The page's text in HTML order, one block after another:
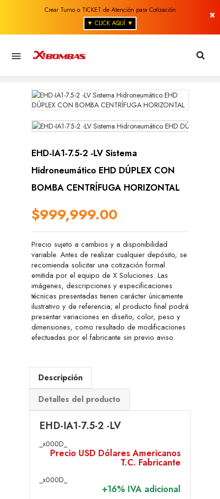
×
Crear Turno o TICKET de Atención para Cotización
▼ CLICK AQUÍ ▼

EHD-IA1-7.5-2 -LV Sistema
Hidroneumático EHD DÚPLEX CON
BOMBA CENTRÍFUGA HORIZONTAL
$999,999.00
Precio sujeto a cambios y a disponibilidad
variable. Antes de realizar cualquier depósito, se
recomienda solicitar una cotización formal
emitida por el equipo de X Soluciones. Las
imágenes, descripciones y especificaciones
técnicas presentadas tienen carácter únicamente
ilustrativo y de referencia; el producto final podrá
presentar variaciones en diseño, color, peso y
dimensiones, como resultado de modificaciones
efectuadas por el fabricante sin previo aviso.
Descripción
Detalles del producto
EHD-IA1-7.5-2 -LV
_x000D_
Precio USD Dólares Americanos
T.C. Fabricante
_x000D_
+16% IVA adicional